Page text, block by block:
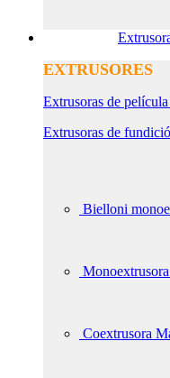
EXTRUSORES
Extrusoras de película
Extrusoras de
Bielloni
Coextrusora